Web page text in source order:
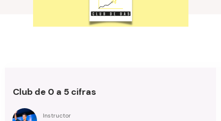
Club de 0 a 5 cifras
Instructor